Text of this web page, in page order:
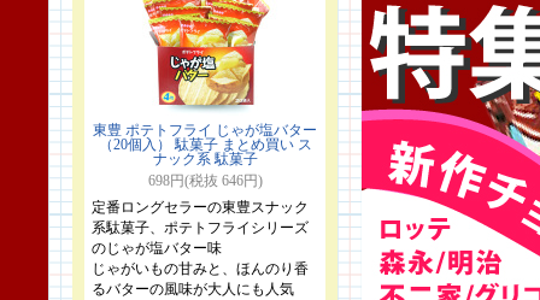
東豊 ポテトフライ じゃが塩バター
（20個入） 駄菓子 まとめ買い ス
ナック系 駄菓子
698円(税抜 646円)
定番ロングセラーの東豊スナック
系駄菓子、ポテトフライシリーズ
のじゃが塩バター味
じゃがいもの甘みと、ほんのり香
るバターの風味が大人にも人気